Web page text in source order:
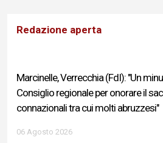
Redazione aperta
Marcinelle, Verrecchia (FdI): "Un
Consiglio regionale per onorare il
connazionali tra cui molti abruzzesi"
06 Agosto 2026